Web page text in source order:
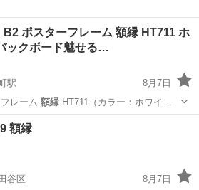
B2 ポスターフレーム 額縁 HT711 ホ
ックボード魅せる…
駅
8月7日
スターフレーム 額縁HT711（カラー：ホワイ
駅 生活雑貨
額縁
谷区
8月7日